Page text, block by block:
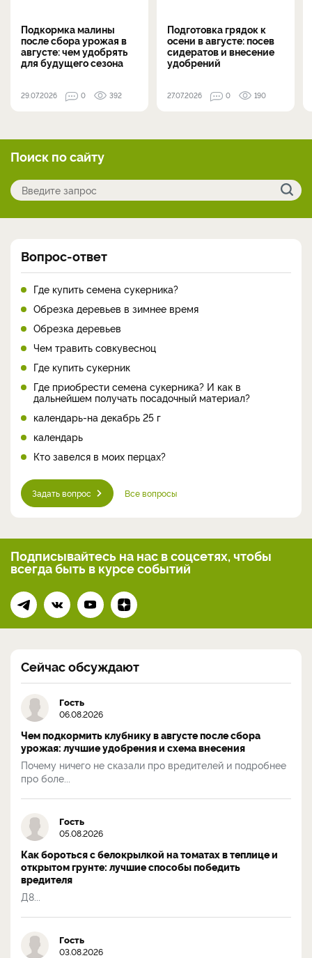
Подкормка малины
после сбора урожая в
августе: чем удобрять
для будущего сезона
29.07.2026 0 392
Подготовка грядок к
осени в августе: посев
сидератов и внесение
удобрений
27.07.2026 0 190
Поиск по сайту
Вопрос-ответ
Где купить семена сукерника?
Обрезка деревьев в зимнее время
Обрезка деревьев
Чем травить совкувесноц
Где купить сукерник
Где приобрести семена сукерника? И как в
дальнейшем получать посадочный материал?
календарь-на декабрь 25 г
календарь
Кто завелся в моих перцах?
Задать вопрос Все вопросы
Подписывайтесь на нас в соцсетях, чтобы
всегдабыть в курсе событий
Сейчас обсуждают
Гость
06.08.2026
Чем подкормить клубнику в августе после сбора
урожая: лучшие удобрения и схема внесения
Почему ничего не сказали про вредителей и подробнее
про боле...
Гость
05.08.2026
Как бороться с белокрылкой на томатах в теплице и
открытом грунте: лучшие способы победить
вредителя
Д8...
Гость
03.08.2026